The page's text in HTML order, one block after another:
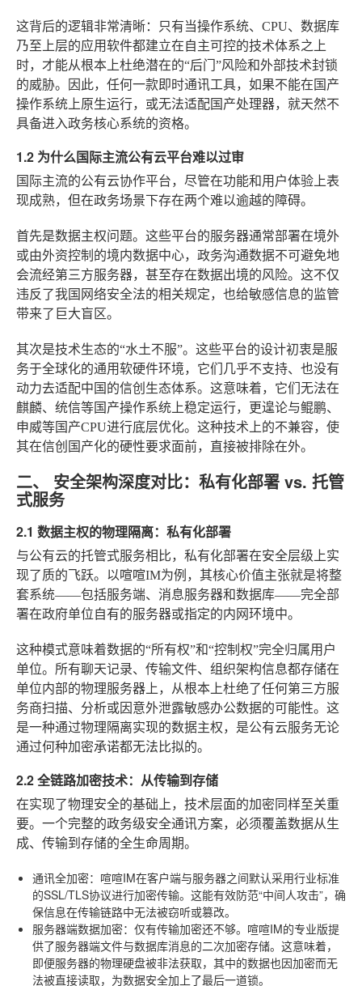
这背后的逻辑非常清晰：只有当操作系统、CPU、数据库
乃至上层的应用软件都建立在自主可控的技术体系之上
时，才能从根本上杜绝潜在的“后门”风险和外部技术封锁
的威胁。因此，任何一款即时通讯工具，如果不能在国产
操作系统上原生运行，或无法适配国产处理器，就天然不
具备进入政务核心系统的资格。
1.2 为什么国际主流公有云平台难以过审
国际主流的公有云协作平台，尽管在功能和用户体验上表
现成熟，但在政务场景下存在两个难以逾越的障碍。
首先是数据主权问题。这些平台的服务器通常部署在境外
或由外资控制的境内数据中心，政务沟通数据不可避免地
会流经第三方服务器，甚至存在数据出境的风险。这不仅
违反了我国网络安全法的相关规定，也给敏感信息的监管
带来了巨大盲区。
其次是技术生态的“水土不服”。这些平台的设计初衷是服
务于全球化的通用软硬件环境，它们几乎不支持、也没有
动力去适配中国的信创生态体系。这意味着，它们无法在
麒麟、统信等国产操作系统上稳定运行，更遑论与鲲鹏、
申威等国产CPU进行底层优化。这种技术上的不兼容，使
其在信创国产化的硬性要求面前，直接被排除在外。
二、 安全架构深度对比：私有化部署 vs. 托管
式服务
2.1 数据主权的物理隔离：私有化部署
与公有云的托管式服务相比，私有化部署在安全层级上实
现了质的飞跃。以喧喧IM为例，其核心价值主张就是将整
套系统——包括服务端、消息服务器和数据库——完全部
署在政府单位自有的服务器或指定的内网环境中。
这种模式意味着数据的“所有权”和“控制权”完全归属用户
单位。所有聊天记录、传输文件、组织架构信息都存储在
单位内部的物理服务器上，从根本上杜绝了任何第三方服
务商扫描、分析或因意外泄露敏感办公数据的可能性。这
是一种通过物理隔离实现的数据主权，是公有云服务无论
通过何种加密承诺都无法比拟的。
2.2 全链路加密技术：从传输到存储
在实现了物理安全的基础上，技术层面的加密同样至关重
要。一个完整的政务级安全通讯方案，必须覆盖数据从生
成、传输到存储的全生命周期。
通讯全加密：喧喧IM在客户端与服务器之间默认采用行业标准
的SSL/TLS协议进行加密传输。这能有效防范“中间人攻击”，确
保信息在传输链路中无法被窃听或篡改。
服务器端数据加密：仅有传输加密还不够。喧喧IM的专业版提
供了服务器端文件与数据库消息的二次加密存储。这意味着，
即便服务器的物理硬盘被非法获取，其中的数据也因加密而无
法被直接读取，为数据安全加上了最后一道锁。